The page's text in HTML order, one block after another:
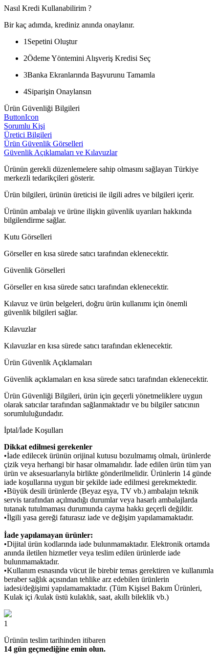
Nasıl Kredi Kullanabilirim ?
Bir kaç adımda, krediniz anında onaylanır.
1 Sepetini Oluştur
2Ödeme Yöntemini Alışveriş Kredisi Seç
3Banka Ekranlarında Başvurunu Tamamla
4Siparişin Onaylansın
Ürün Güvenliği Bilgileri
ButtonIcon
Sorumlu Kişi
Üretici Bilgileri
Ürün Güvenlik Görselleri
Güvenlik Açıklamaları ve Kılavuzlar
Ürünün gerekli düzenlemelere sahip olmasını sağlayan Türkiye
merkezli tedarikçileri gösterir.
Ürün bilgileri, ürünün üreticisi ile ilgili adres ve bilgileri içerir.
Ürünün ambalajı ve ürüne ilişkin güvenlik uyarıları hakkında
bilgilendirme sağlar.
Kutu Görselleri
Görseller en kısa sürede satıcı tarafından eklenecektir.
Güvenlik Görselleri
Görseller en kısa sürede satıcı tarafından eklenecektir.
Kılavuz ve ürün belgeleri, doğru ürün kullanımı için önemli
güvenlik bilgileri sağlar.
Kılavuzlar
Kılavuzlar en kısa sürede satıcı tarafından eklenecektir.
Ürün Güvenlik Açıklamaları
Güvenlik açıklamaları en kısa sürede satıcı tarafından eklenecektir.
Ürün Güvenliği Bilgileri, ürün için geçerli yönetmeliklere uygun
olarak satıcılar tarafından sağlanmaktadır ve bu bilgiler satıcının
sorumluluğundadır.
İptal/İade Koşulları
Dikkat edilmesi gerekenler
•İade edilecek ürünün orijinal kutusu bozulmamış olmalı, ürünlerde
çizik veya herhangi bir hasar olmamalıdır. İade edilen ürün tüm yan
ürün ve aksesuarlarıyla birlikte gönderilmelidir. Ürünlerin 14 günde
iade koşullarına uygun bir şekilde iade edilmesi gerekmektedir.
•Büyük desili ürünlerde (Beyaz eşya, TV vb.) ambalajın teknik
servis tarafından açılmadığı durumlar veya hasarlı ambalajlarda
tutanak tutulmaması durumunda cayma hakkı geçerli değildir.
•İlgili yasa gereği faturasız iade ve değişim yapılamamaktadır.
İade yapılamayan ürünler:
•Dijital ürün kodlarında iade bulunmamaktadır. Elektronik ortamda
anında iletilen hizmetler veya teslim edilen ürünlerde iade
bulunmamaktadır.
•Kullanım esnasında vücut ile birebir temas gerektiren ve kullanımla
beraber sağlık açısından tehlike arz edebilen ürünlerin
iadesi/değişimi yapılamamaktadır. (Tüm Kişisel Bakım Ürünleri,
Kulak içi /kulak üstü kulaklık, saat, akıllı bileklik vb.)
1
Ürünün teslim tarihinden itibaren
14 gün geçmediğine emin olun.